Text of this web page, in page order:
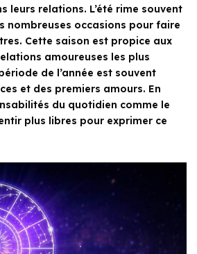
leurs relations. L’été rime souvent
nombreuses occasions pour faire
Cette saison est propice aux
amoureuses les plus
de l’année est souvent
et des premiers amours. En
du quotidien comme le
plus libres pour exprimer ce